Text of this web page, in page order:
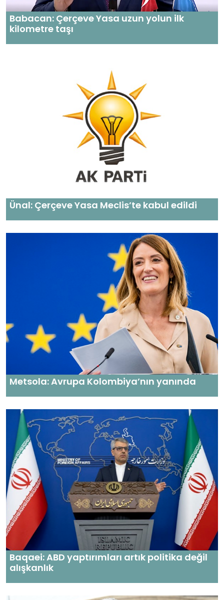
Babacan: Çerçeve Yasa uzun yolun ilk
kilometre taşı
Ünal: Çerçeve Yasa Meclis’te kabul edildi
Metsola: Avrupa Kolombiya’nın yanında
Baqaei: ABD yaptırımları artık politika değil
alışkanlık